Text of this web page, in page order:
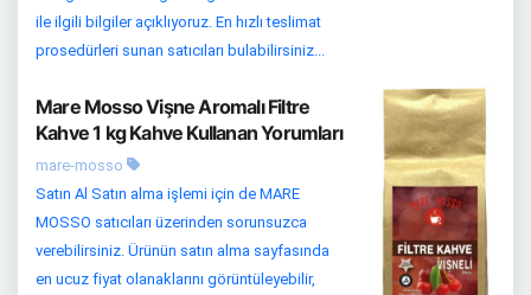
ile ilgili bilgiler açıklıyoruz. En hızlı teslimat
prosedürleri sunan satıcıları bulabilirsiniz...
Mare Mosso Vişne Aromalı Filtre
Kahve 1 kg Kahve Kullanan Yorumları
mare-mosso
Satın Al Satın alma işlemi için de MARE
MOSSO satıcıları üzerinden sorunsuzca
verebilirsiniz. Ürünün satın alma sayfasında
en ucuz fiyat olanaklarını görüntüleyebilir,